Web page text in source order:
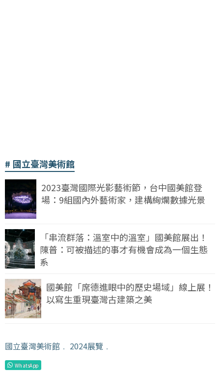
國立臺灣美術館
2023臺灣國際光影藝術節，台中國美館登
場：9組國內外藝術家，建構絢爛數據光景
「串流群落：溫室中的溫室」國美館展出！
陳普：可被描述的事才有機會成為一個生態
系
國美館「席德進眼中的歷史場域」線上展！
以寫生重現臺灣古建築之美
國立臺灣美術館 ﹒ 2024展覽 ﹒
WhatsApp